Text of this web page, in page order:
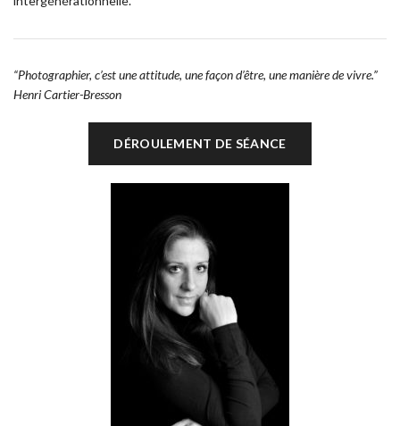
“Photographier, c’est une attitude, une façon d’être, une manière de vivre.”
Henri Cartier-Bresson
DÉROULEMENT DE SÉANCE